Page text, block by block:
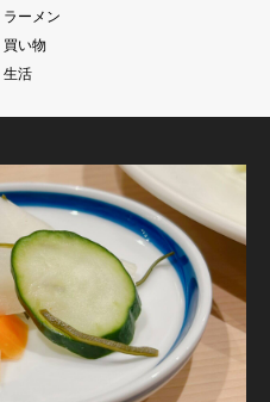
ラーメン
買い物
生活